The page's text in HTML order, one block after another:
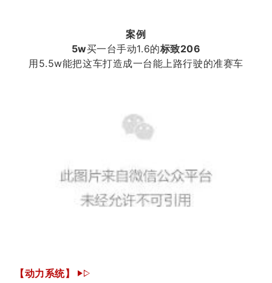
案例
5w买一台手动1.6的标致206
用5.5w能把这车打造成一台能上路行驶的准赛车
【动力系统】